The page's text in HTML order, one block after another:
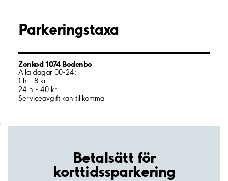
Parkeringstaxa
Zonkod 1074 Bodenbo
Alla dagar 00-24:
1 h - 8 kr
24 h - 40 kr
Serviceavgift kan tillkomma
;
Betalsätt för
korttidssparkering